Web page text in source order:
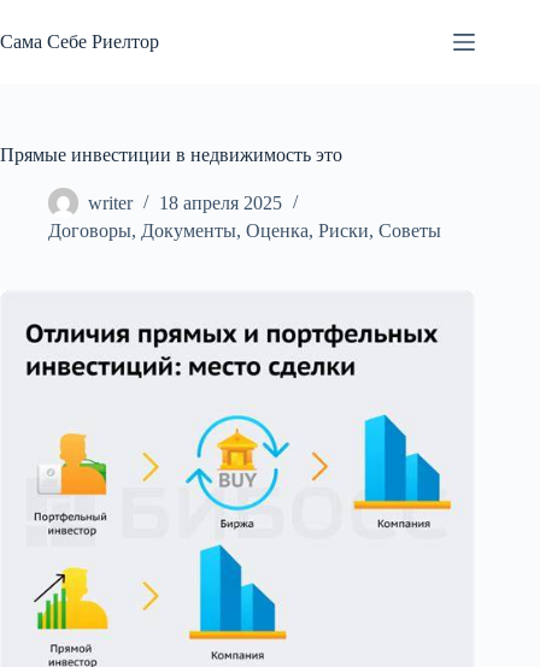
к
сути
Сама Себе Риелтор
Прямые инвестиции в недвижимость это
writer
18 апреля 2025
Договоры, Документы, Оценка, Риски, Советы